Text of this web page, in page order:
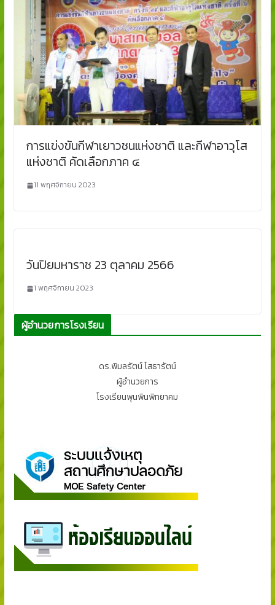
การแข่งขันกีฬาเยาวชนแห่งชาติ และกีฬาอาวุโส
แห่งชาติ คัดเลือกภาค ๔
11 พฤศจิกายน 2023
วันปิยมหาราช 23 ตุลาคม 2566
1 พฤศจิกายน 2023
ผู้อำนวยการโรงเรียน
ดร.พิมลรัตน์ โสธารัตน์
ผู้อำนวยการ
โรงเรียนพุนพินพิทยาคม